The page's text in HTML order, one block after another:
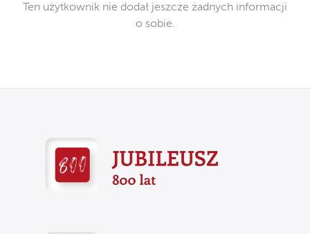
Ten użytkownik nie dodał jeszcze żadnych informacji
o sobie.